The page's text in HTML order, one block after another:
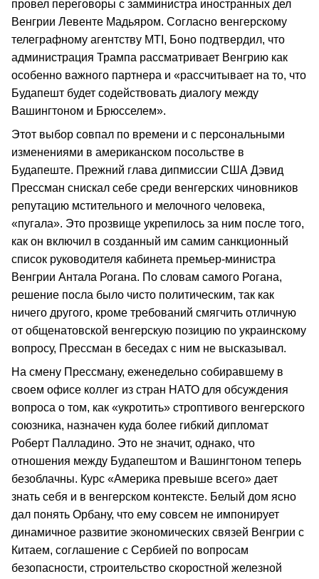
провел переговоры с замминистра иностранных дел
Венгрии Левенте Мадьяром. Согласно венгерскому
телеграфному агентству MTI, Боно подтвердил, что
администрация Трампа рассматривает Венгрию как
особенно важного партнера и «рассчитывает на то, что
Будапешт будет содействовать диалогу между
Вашингтоном и Брюсселем».
Этот выбор совпал по времени и с персональными
изменениями в американском посольстве в
Будапеште. Прежний глава дипмиссии США Дэвид
Прессман снискал себе среди венгерских чиновников
репутацию мстительного и мелочного человека,
«пугала». Это прозвище укрепилось за ним после того,
как он включил в созданный им самим санкционный
список руководителя кабинета премьер-министра
Венгрии Антала Рогана. По словам самого Рогана,
решение посла было чисто политическим, так как
ничего другого, кроме требований смягчить отличную
от общенатовской венгерскую позицию по украинскому
вопросу, Прессман в беседах с ним не высказывал.
На смену Прессману, еженедельно собиравшему в
своем офисе коллег из стран НАТО для обсуждения
вопроса о том, как «укротить» строптивого венгерского
союзника, назначен куда более гибкий дипломат
Роберт Палладино. Это не значит, однако, что
отношения между Будапештом и Вашингтоном теперь
безоблачны. Курс «Америка превыше всего» дает
знать себя и в венгерском контексте. Белый дом ясно
дал понять Орбану, что ему совсем не импонирует
динамичное развитие экономических связей Венгрии с
Китаем, соглашение с Сербией по вопросам
безопасности, строительство скоростной железной